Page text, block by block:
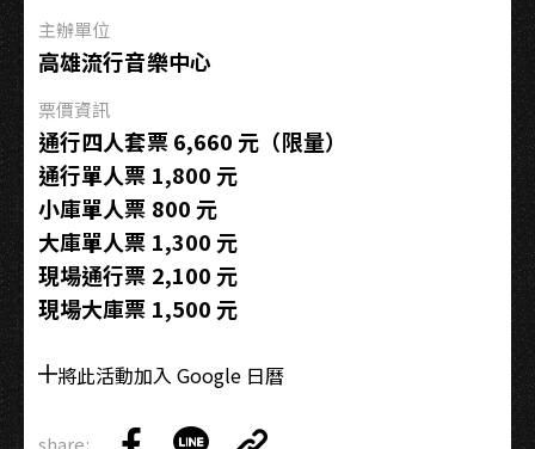
主辦單位
高雄流行音樂中心
票價資訊
通行四人套票 6,660 元（限量）
通行單人票 1,800 元
小庫單人票 800 元
大庫單人票 1,300 元
現場通行票 2,100 元
現場大庫票 1,500 元
將此活動加入 Google 日曆